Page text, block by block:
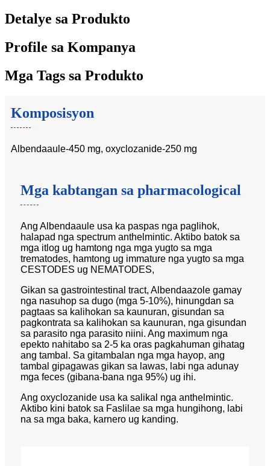
Detalye sa Produkto
Profile sa Kompanya
Mga Tags sa Produkto
Komposisyon
Albendaaule-450 mg, oxyclozanide-250 mg
Mga kabtangan sa pharmacological
Ang Albendaaule usa ka paspas nga paglihok,
halapad nga spectrum anthelmintic. Aktibo batok sa
mga itlog ug hamtong nga mga yugto sa mga
trematodes, hamtong ug immature nga yugto sa mga
CESTODES ug NEMATODES,
Gikan sa gastrointestinal tract, Albendaazole gamay
nga nasuhop sa dugo (mga 5-10%), hinungdan sa
pagtaas sa kalihokan sa kaunuran, gisundan sa
pagkontrata sa kalihokan sa kaunuran, nga gisundan
sa parasito nga parasito niini. Ang maximum nga
epekto nahitabo sa 2-5 ka oras pagkahuman gihatag
ang tambal. Sa gitambalan nga mga hayop, ang
tambal gipagawas gikan sa lawas, labi nga adunay
mga feces (gibana-bana nga 95%) ug ihi.
Ang oxyclozanide usa ka salikal nga anthelmintic.
Aktibo kini batok sa Faslilae sa mga hungihong, labi
na sa mga baka, karnero ug kanding.